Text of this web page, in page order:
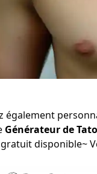
également
Générateur de
disponible~